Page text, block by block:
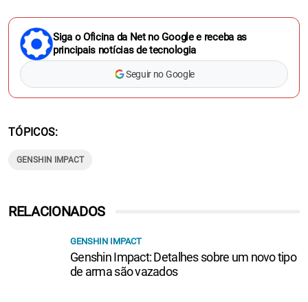
Siga o Oficina da Net no Google e receba as
principais notícias de tecnologia
Seguir no Google
TÓPICOS
GENSHIN IMPACT
RELACIONADOS
GENSHIN IMPACT
Genshin Impact: Detalhes sobre um novo tipo
de arma são vazados